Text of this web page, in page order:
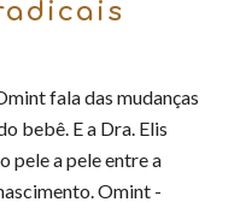
fala das mudanças
bebê. E a Dra. Elis
pele a pele entre a
Omint -